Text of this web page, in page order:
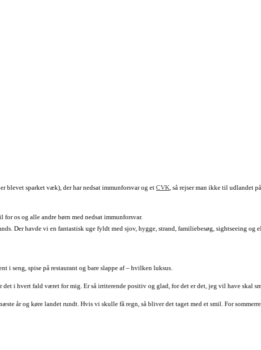
blevet sparket væk), der har nedsat immunforsvar og et CVK, så rejser man ikke til udlandet
os og alle andre børn med nedsat immunforsvar.
Der havde vi en fantastisk uge fyldt med sjov, hygge, strand, familiebesøg, sightseeing og
i seng, spise på restaurant og bare slappe af – hvilken luksus.
i hvert fald været for mig. Er så irriterende positiv og glad, for det er det, jeg vil have skal
år og køre landet rundt. Hvis vi skulle få regn, så bliver det taget med et smil. For